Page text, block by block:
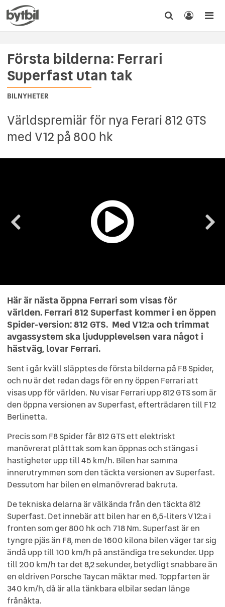
Första bilderna: Ferrari
Superfast utan tak
BILNYHETER
Världspremiär för nya Ferari 812 GTS
med V12 på 800 hk
Här är nästa öppna Ferrari som visas för
världen. Ferrari 812 Superfast kommer i en öppen
Spider-version: 812 GTS. Med V12:a och trimmat
avgassystem ska ljudupplevelsen vara något i
hästväg, lovar Ferrari.
Sent i går kväll släpptes de första bilderna på F8 Spider,
och nu är det redan dags för en ny öppen Ferrari att
visas upp för världen. Nu visar Ferrari upp 812 GTS som är
den öppna versionen av Superfast, efterträdaren till F12
Berlinetta.
Precis som F8 Spider får 812 GTS ett elektriskt
manövrerat plåtttak som kan öppnas och stängas i
hastigheter upp till 45 km/h. Bilen har samma
innerutrymmen som den täckta versionen av Superfast.
Dessutom har bilen en elmanövrerad bakruta.
De tekniska delarna är välkända från den täckta 812
Superfast. Det innebär att bilen har en 6,5-liters V12:a i
fronten som ger 800 hk och 718 Nm. Superfast är en
tyngre pjäs än F8, men de 1600 kilona bilen väger tar sig
ändå upp till 100 km/h på anständiga tre sekunder. Upp
till 200 km/h tar det 8,2 sekunder, betydligt snabbare än
en eldriven Porsche Taycan mäktar med. Toppfarten är
340 km/h, då är alla tänkbara elbilar sedan länge
frånåkta.